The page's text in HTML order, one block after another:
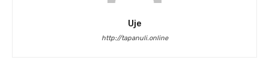
Uje
http://tapanuli.online